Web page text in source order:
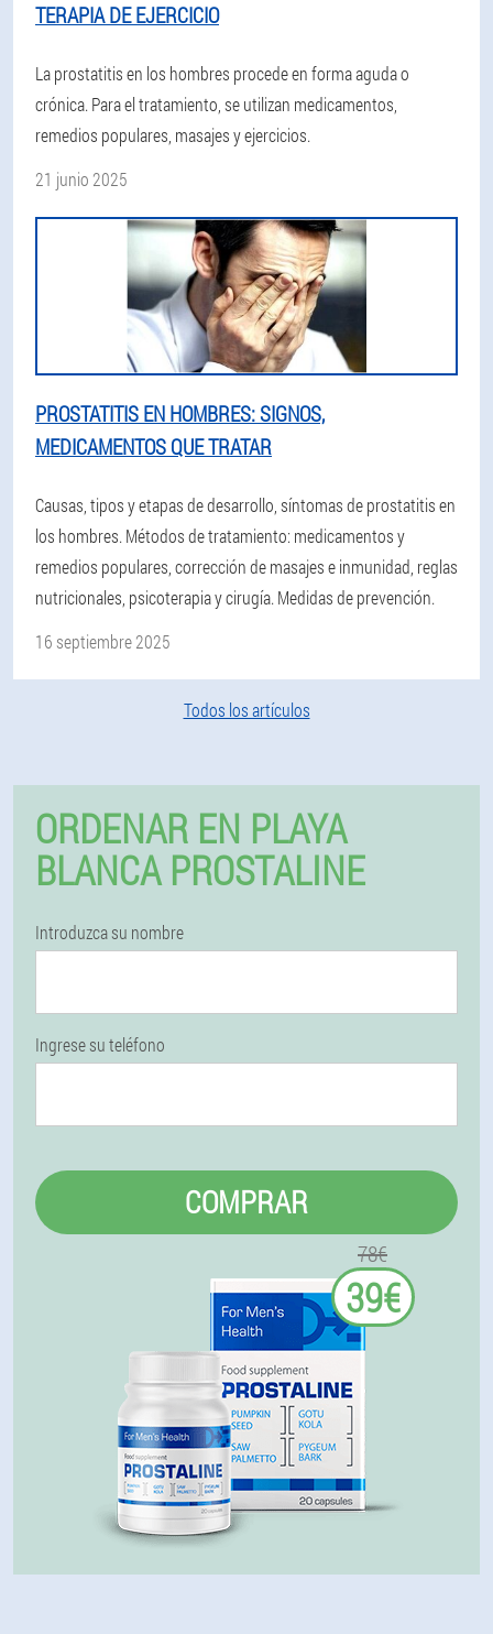
TERAPIA DE EJERCICIO
La prostatitis en los hombres procede en forma aguda o
crónica. Para el tratamiento, se utilizan medicamentos,
remedios populares, masajes y ejercicios.
21 junio 2025
PROSTATITIS EN HOMBRES: SIGNOS,
MEDICAMENTOS QUE TRATAR
Causas, tipos y etapas de desarrollo, síntomas de prostatitis en
los hombres. Métodos de tratamiento: medicamentos y
remedios populares, corrección de masajes e inmunidad, reglas
nutricionales, psicoterapia y cirugía. Medidas de prevención.
16 septiembre 2025
Todos los artículos
ORDENAR EN PLAYA
BLANCA PROSTALINE
Introduzca su nombre
Ingrese su teléfono
COMPRAR
78€
39€